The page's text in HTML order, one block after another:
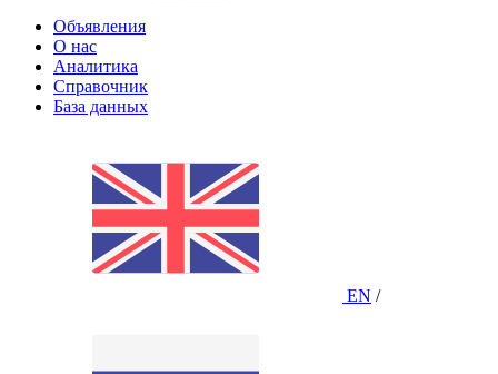
Объявления
О нас
Аналитика
Справочник
База данных
EN /